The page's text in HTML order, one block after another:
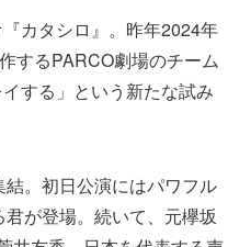
カタシロ』。昨年2024年
するPARCO劇場のチーム
する」という新たな試み
。初日公演にはパワフル
が登場。続いて、元欅坂